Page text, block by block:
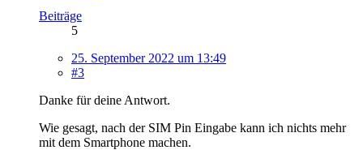
Beiträge
5
25. September 2022 um 13:49
#3
Danke für deine Antwort.
Wie gesagt, nach der SIM Pin Eingabe kann ich nichts mehr
mit dem Smartphone machen.